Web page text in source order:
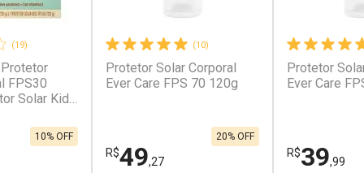
cada
cada
Ativar Desconto
Por R$ 50,91/cada
Por R$ 50,91/cada
Ativar
Por R$
Por R$
(19)
FPS30
Solar Kids
10% OFF
(10)
Protetor Solar Corporal
Ever Care FPS 70 120g
R$49,27
20% OFF
Protetor
Ever Care
R$39,99